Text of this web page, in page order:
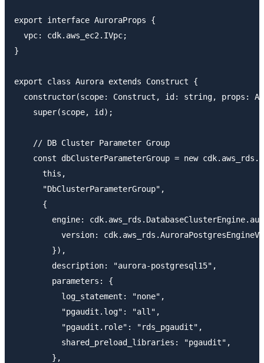
export interface AuroraProps {
  vpc: cdk.aws_ec2.IVpc;
}
export class Aurora extends Construct {
constructor(scope: Construct, id: string, props:
    super(scope, id);
    // DB Cluster Parameter Group
const dbClusterParameterGroup = new
      this,
      "DbClusterParameterGroup",
      {
engine:
version:
        }),
        description: "aurora-postgresql15",
        parameters: {
          log_statement: "none",
          "pgaudit.log": "all",
          "pgaudit.role": "rds_pgaudit",
          shared_preload_libraries: "pgaudit",
        },